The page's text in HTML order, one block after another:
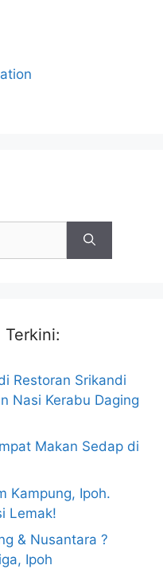
Terkini:
Restoran Srikandi
Nasi Kerabu Daging
Makan Sedap di
Kampung, Ipoh.
Lemak!
& Nusantara ?
Ipoh